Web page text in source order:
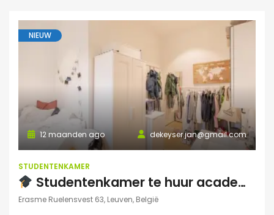
NIEUW
dekeyser.jan@gmail.com
12 maanden ago
STUDENTENKAMER
Studentenkamer te huur academiejaar 2025-2026 – Ruelensvest 63, Leuven (Naamsepoort)
Erasme Ruelensvest 63, Leuven, België